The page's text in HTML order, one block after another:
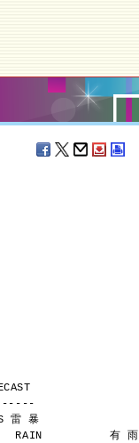
雷 暴
RAIN          有 雨